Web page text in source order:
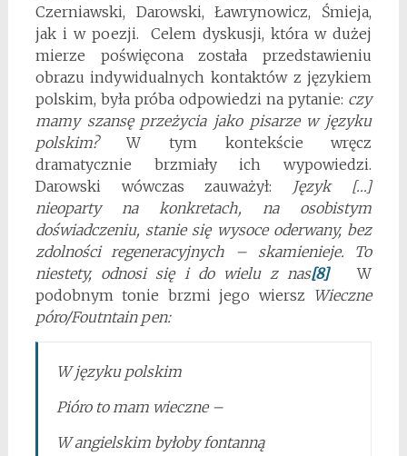
Czerniawski, Darowski, Ławrynowicz, Śmieja,
jak i w poezji. Celem dyskusji, która w dużej
mierze poświęcona została przedstawieniu
obrazu indywidualnych kontaktów z językiem
polskim, była próba odpowiedzi na pytanie: czy
mamy szansę przeżycia jako pisarze w języku
polskim?W tym kontekście wręcz
dramatycznie brzmiały ich wypowiedzi.
Darowski wówczas zauważył: Język […]
nieoparty na konkretach, na osobistym
doświadczeniu, stanie się wysoce oderwany, bez
zdolności regeneracyjnych – skamienieje. To
niestety, odnosi się i do wielu z nas[8]W
podobnym tonie brzmi jego wiersz Wieczne
póro/Foutntain pen:
W języku polskim
Pióro to mam wieczne –
W angielskim byłoby fontanną